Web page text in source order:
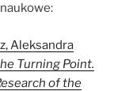
Aleksandra
Turning Point.
of the